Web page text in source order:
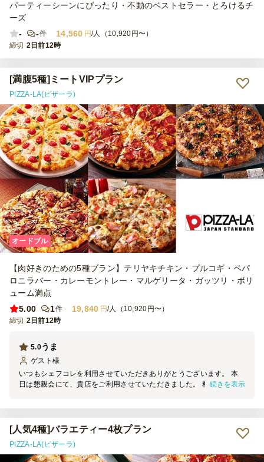
パーティーシーンにぴったり・不動のベストセラー・とろけるチ
ーズ
-
-件 14,560 円/人（10,920円〜）
締切 2日前12時
[満腹5種]ミートVIPプラン
PIZZA-LA(ピザーラ)
オードブル
【肉好きのための5種プラン】テリヤキチキン・プルコギ・ペパ
ロニラバー・カレーモントレー・マルゲリータ・ガッツリ・ボリ
ューム満点
5.00
1件 19,840 円/人（10,920円〜）
締切 2日前12時
うま
5.0
ゲスト 様
いつもシェフコレを利用させていただきありがとうございます。 本
日は懇親会にて、貴店をご利用させていただきました。 料理の見た
続きを表示
[人気4種]バラエティー4枚プラン
PIZZA-LA(ピザーラ)